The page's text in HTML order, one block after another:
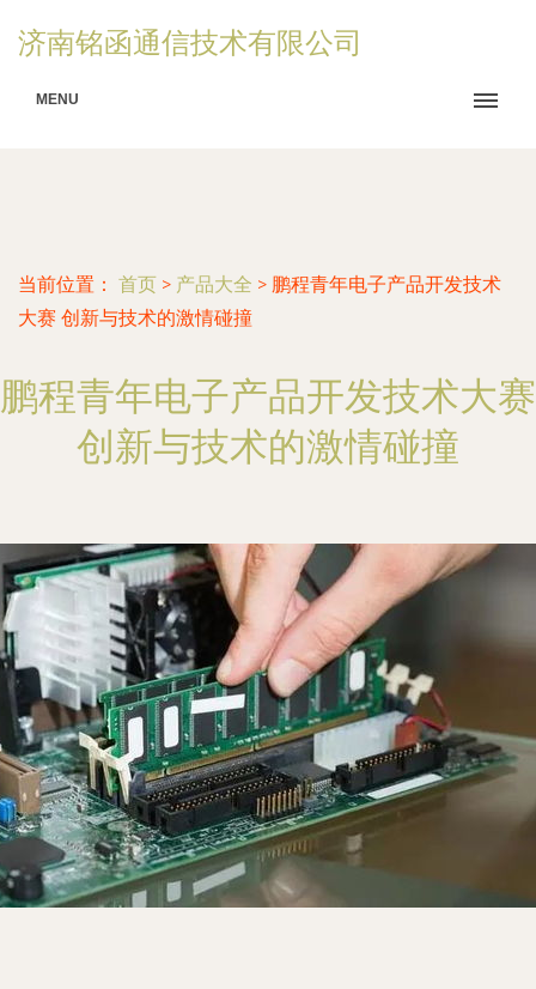
济南铭函通信技术有限公司
MENU
当前位置： 首页 > 产品大全 > 鹏程青年电子产品开发技术
大赛 创新与技术的激情碰撞
鹏程青年电子产品开发技术大赛
创新与技术的激情碰撞